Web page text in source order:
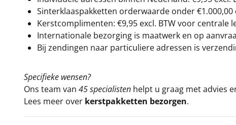
Sinterklaaspakketten orderwaarde onder €1.000,00
Kerstcomplimenten: €9,95 excl. BTW voor centrale
Internationale bezorging is maatwerk en op
Bij zendingen naar particuliere adressen is
Specifieke wensen?
Ons team van 45 specialisten helpt u graag met advies
Lees meer over kerstpakketten bezorgen.